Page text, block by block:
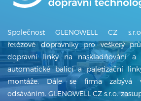
Společnost GLENOWELL CZ
řetězové dopravníky pro veškerý
dopravní linky na naskladňování
automatické balicí a paletizační
montáže. Dále se firma zabývá
odsáváním. GLENOWELL CZ s.r.o.